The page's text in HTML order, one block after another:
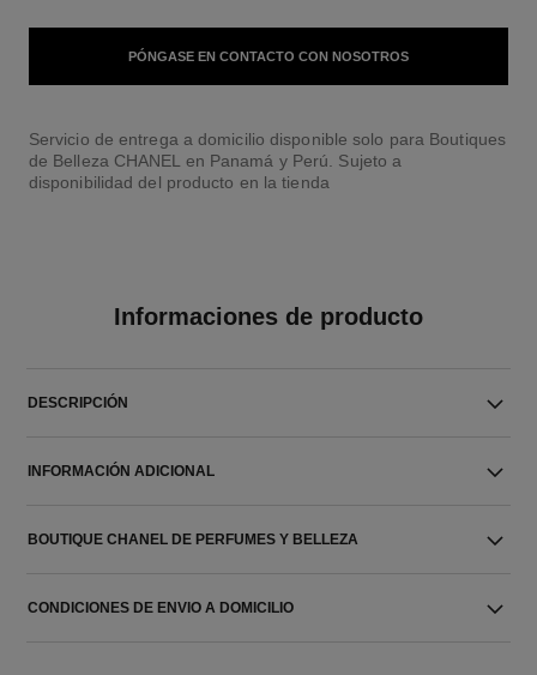
PÓNGASE EN CONTACTO CON NOSOTROS
Servicio de entrega a domicilio disponible solo para Boutiques
de Belleza CHANEL en Panamá y Perú. Sujeto a
disponibilidad del producto en la tienda
Informaciones de producto
DESCRIPCIÓN
INFORMACIÓN ADICIONAL
BOUTIQUE CHANEL DE PERFUMES Y BELLEZA
CONDICIONES DE ENVIO A DOMICILIO